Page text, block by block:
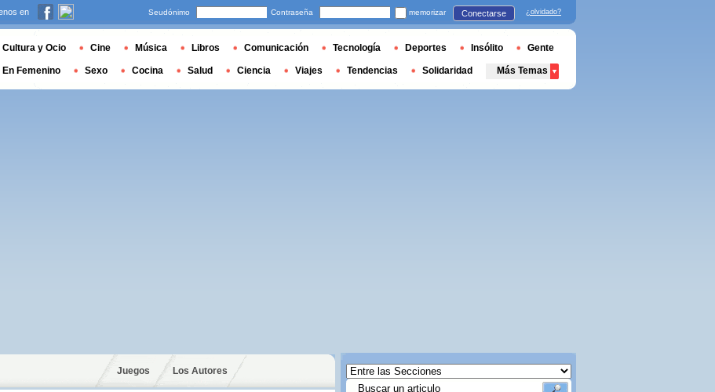
Juegos Los Autores
en Seudónimo Contraseña memorizar Conectarse ¿olvidado?
Cultura y Ocio Cine Música Libros Comunicación Tecnología Deportes Insólito Gente
En Femenino Sexo Cocina Salud Ciencia Viajes Tendencias Solidaridad Más Temas